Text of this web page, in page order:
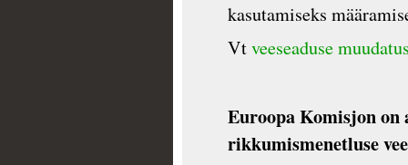
kasutamiseks
Vtveeseaduse
Euroopa Komisjon on
rikkumismenetluse